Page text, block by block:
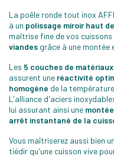
La poêle ronde tout inox
à un polissage miroir haut
maîtrise fine de vos
viandes grâce à une montée
Les 5 couches de
assurent une réactivité
homogène de la
L'alliance d'aciers
lui assurant ainsi une
arrêt instantané de la
Vous maîtriserez aussi bien
tiédir qu'une cuisson vive